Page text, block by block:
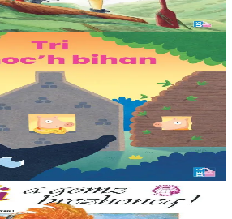
hag a veve eürus gant o zud. Un
da bep hini kaout e di ! Ur rummad